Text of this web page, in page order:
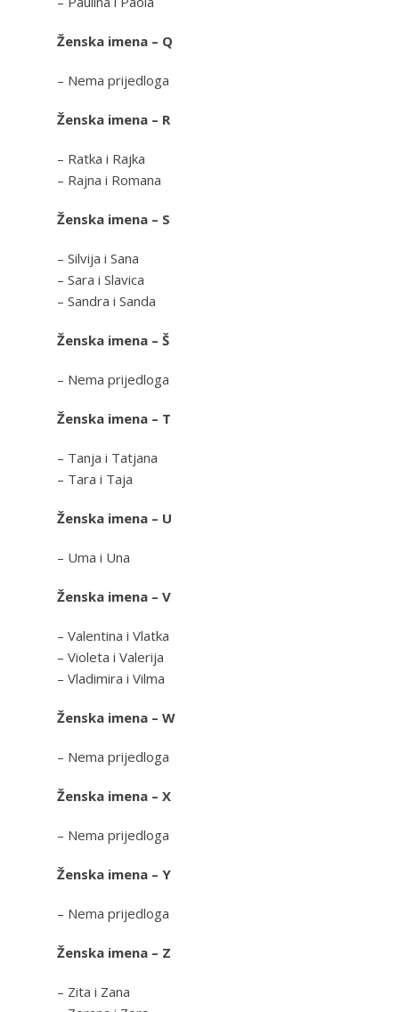
Ženska imena – Q
– Nema prijedloga
Ženska imena – R
– Ratka i Rajka
– Rajna i Romana
Ženska imena – S
– Silvija i Sana
– Sara i Slavica
– Sandra i Sanda
Ženska imena – Š
– Nema prijedloga
Ženska imena – T
– Tanja i Tatjana
– Tara i Taja
Ženska imena – U
– Uma i Una
Ženska imena – V
– Valentina i Vlatka
– Violeta i Valerija
– Vladimira i Vilma
Ženska imena – W
– Nema prijedloga
Ženska imena – X
– Nema prijedloga
Ženska imena – Y
– Nema prijedloga
Ženska imena – Z
– Zita i Zana